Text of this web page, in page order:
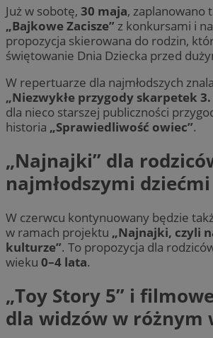
Już w sobotę, 30 maja, zaplanowano
„Bajkowe Zacisze” z konkursami i
propozycja skierowana do rodzin,
świętowanie Dnia Dziecka przed
W repertuarze dla najmłodszych
„Niezwykłe przygody skarpetek
dla nieco starszej publiczności
historia „Sprawiedliwość owiec”.
„Najnajki” dla
najmłodszymi dziećmi
W czerwcu kontynuowany będzie
w ramach projektu „Najnajki, czyli
kulturze”. To propozycja dla
wieku 0–4 lata.
„Toy Story 5” i
dla widzów w różnym